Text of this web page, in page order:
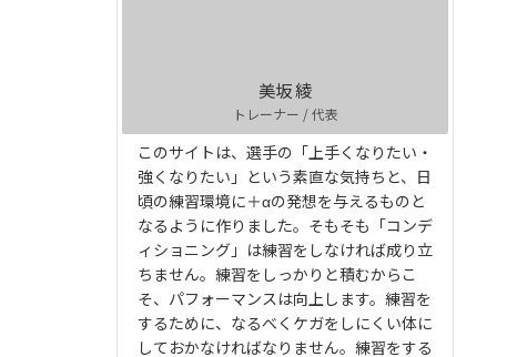
美坂 綾
トレーナー / 代表
このサイトは、選手の「上手くなりたい・
強くなりたい」という素直な気持ちと、日
頃の練習環境に＋αの発想を与えるものと
なるように作りました。そもそも「コンデ
ィショニング」は練習をしなければ成り立
ちません。練習をしっかりと積むからこ
そ、パフォーマンスは向上します。練習を
するために、なるべくケガをしにくい体に
しておかなければなりません。練習をする